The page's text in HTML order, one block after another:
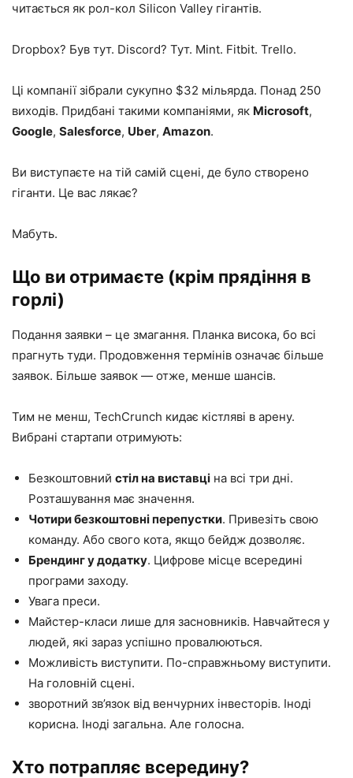
читається як рол-кол Silicon Valley гігантів.
Dropbox? Був тут. Discord? Тут. Mint. Fitbit. Trello.
Ці компанії зібрали сукупно $32 мільярда. Понад 250
виходів. Придбані такими компаніями, як Microsoft,
Google, Salesforce, Uber, Amazon.
Ви виступаєте на тій самій сцені, де було створено
гіганти. Це вас лякає?
Мабуть.
Що ви отримаєте (крім прядіння в
горлі)
Подання заявки – це змагання. Планка висока, бо всі
прагнуть туди. Продовження термінів означає більше
заявок. Більше заявок — отже, менше шансів.
Тим не менш, TechCrunch кидає кістляві в арену.
Вибрані стартапи отримують:
Безкоштовний стіл на виставці на всі три дні.
Розташування має значення.
Чотири безкоштовні перепустки. Привезіть свою
команду. Або свого кота, якщо бейдж дозволяє.
Брендинг у додатку. Цифрове місце всередині
програми заходу.
Увага преси.
Майстер-класи лише для засновників. Навчайтеся у
людей, які зараз успішно провалюються.
Можливість виступити. По-справжньому виступити.
На головній сцені.
зворотний зв’язок від венчурних інвесторів. Іноді
корисна. Іноді загальна. Але голосна.
Хто потрапляє всередину?